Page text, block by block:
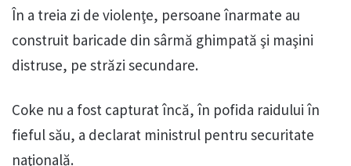
În a treia zi de violenţe, persoane înarmate au
construit baricade din sârmă ghimpată şi maşini
distruse, pe străzi secundare.
Coke nu a fost capturat încă, în pofida raidului în
fieful său, a declarat ministrul pentru securitate
naţională.